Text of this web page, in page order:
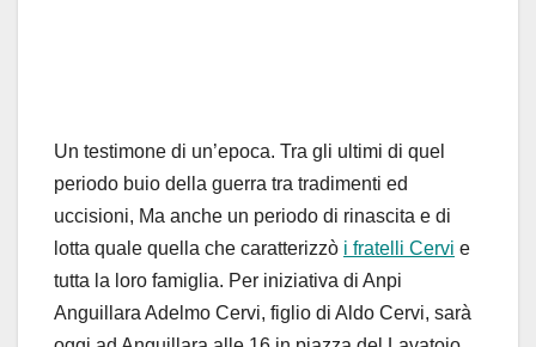
Un testimone di un’epoca. Tra gli ultimi di quel
periodo buio della guerra tra tradimenti ed
uccisioni, Ma anche un periodo di rinascita e di
lotta quale quella che caratterizzò i fratelli Cervi e
tutta la loro famiglia. Per iniziativa di Anpi
Anguillara Adelmo Cervi, figlio di Aldo Cervi, sarà